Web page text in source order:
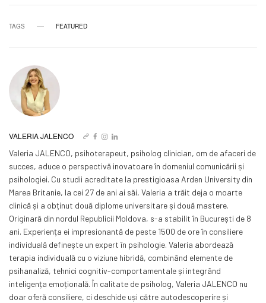
TAGS FEATURED
VALERIA JALENCO
Valeria JALENCO, psihoterapeut, psiholog clinician, om de afaceri de
succes, aduce o perspectivă inovatoare în domeniul comunicării și
psihologiei. Cu studii acreditate la prestigioasa Arden University din
Marea Britanie, la cei 27 de ani ai săi, Valeria a trăit deja o moarte
clinică și a obținut două diplome universitare și două mastere.
Originară din nordul Republicii Moldova, s-a stabilit în București de 8
ani. Experiența ei impresionantă de peste 1500 de ore în consiliere
individuală definește un expert în psihologie. Valeria abordează
terapia individuală cu o viziune hibridă, combinând elemente de
psihanaliză, tehnici cognitiv-comportamentale și integrând
inteligența emoțională. În calitate de psiholog, Valeria JALENCO nu
doar oferă consiliere, ci deschide uși către autodescoperire și